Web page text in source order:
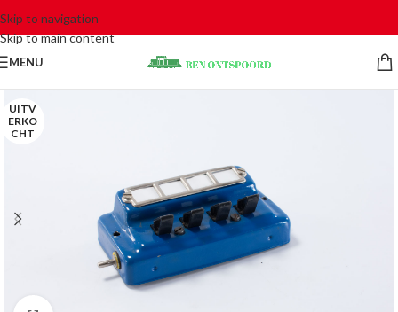
Skip to navigation
Skip to main content
MENU
UITV
ERKO
CHT